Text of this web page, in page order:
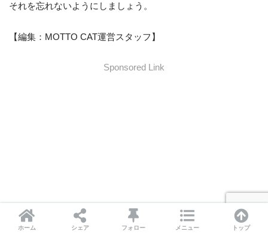
それを忘れないようにしましょう。
【編集：MOTTO CAT運営スタッフ】
Sponsored Link
ホーム シェア フォロー メニュー トップ